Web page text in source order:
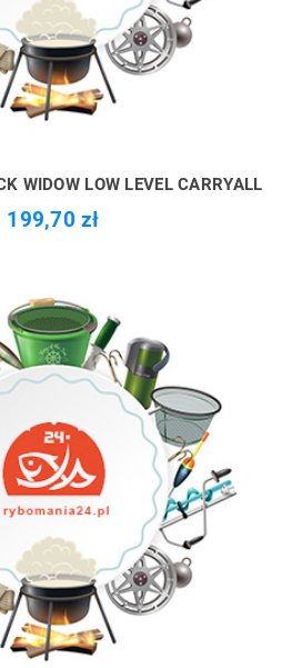
WIDOW LOW LEVEL CARRYALL
199,70 zł